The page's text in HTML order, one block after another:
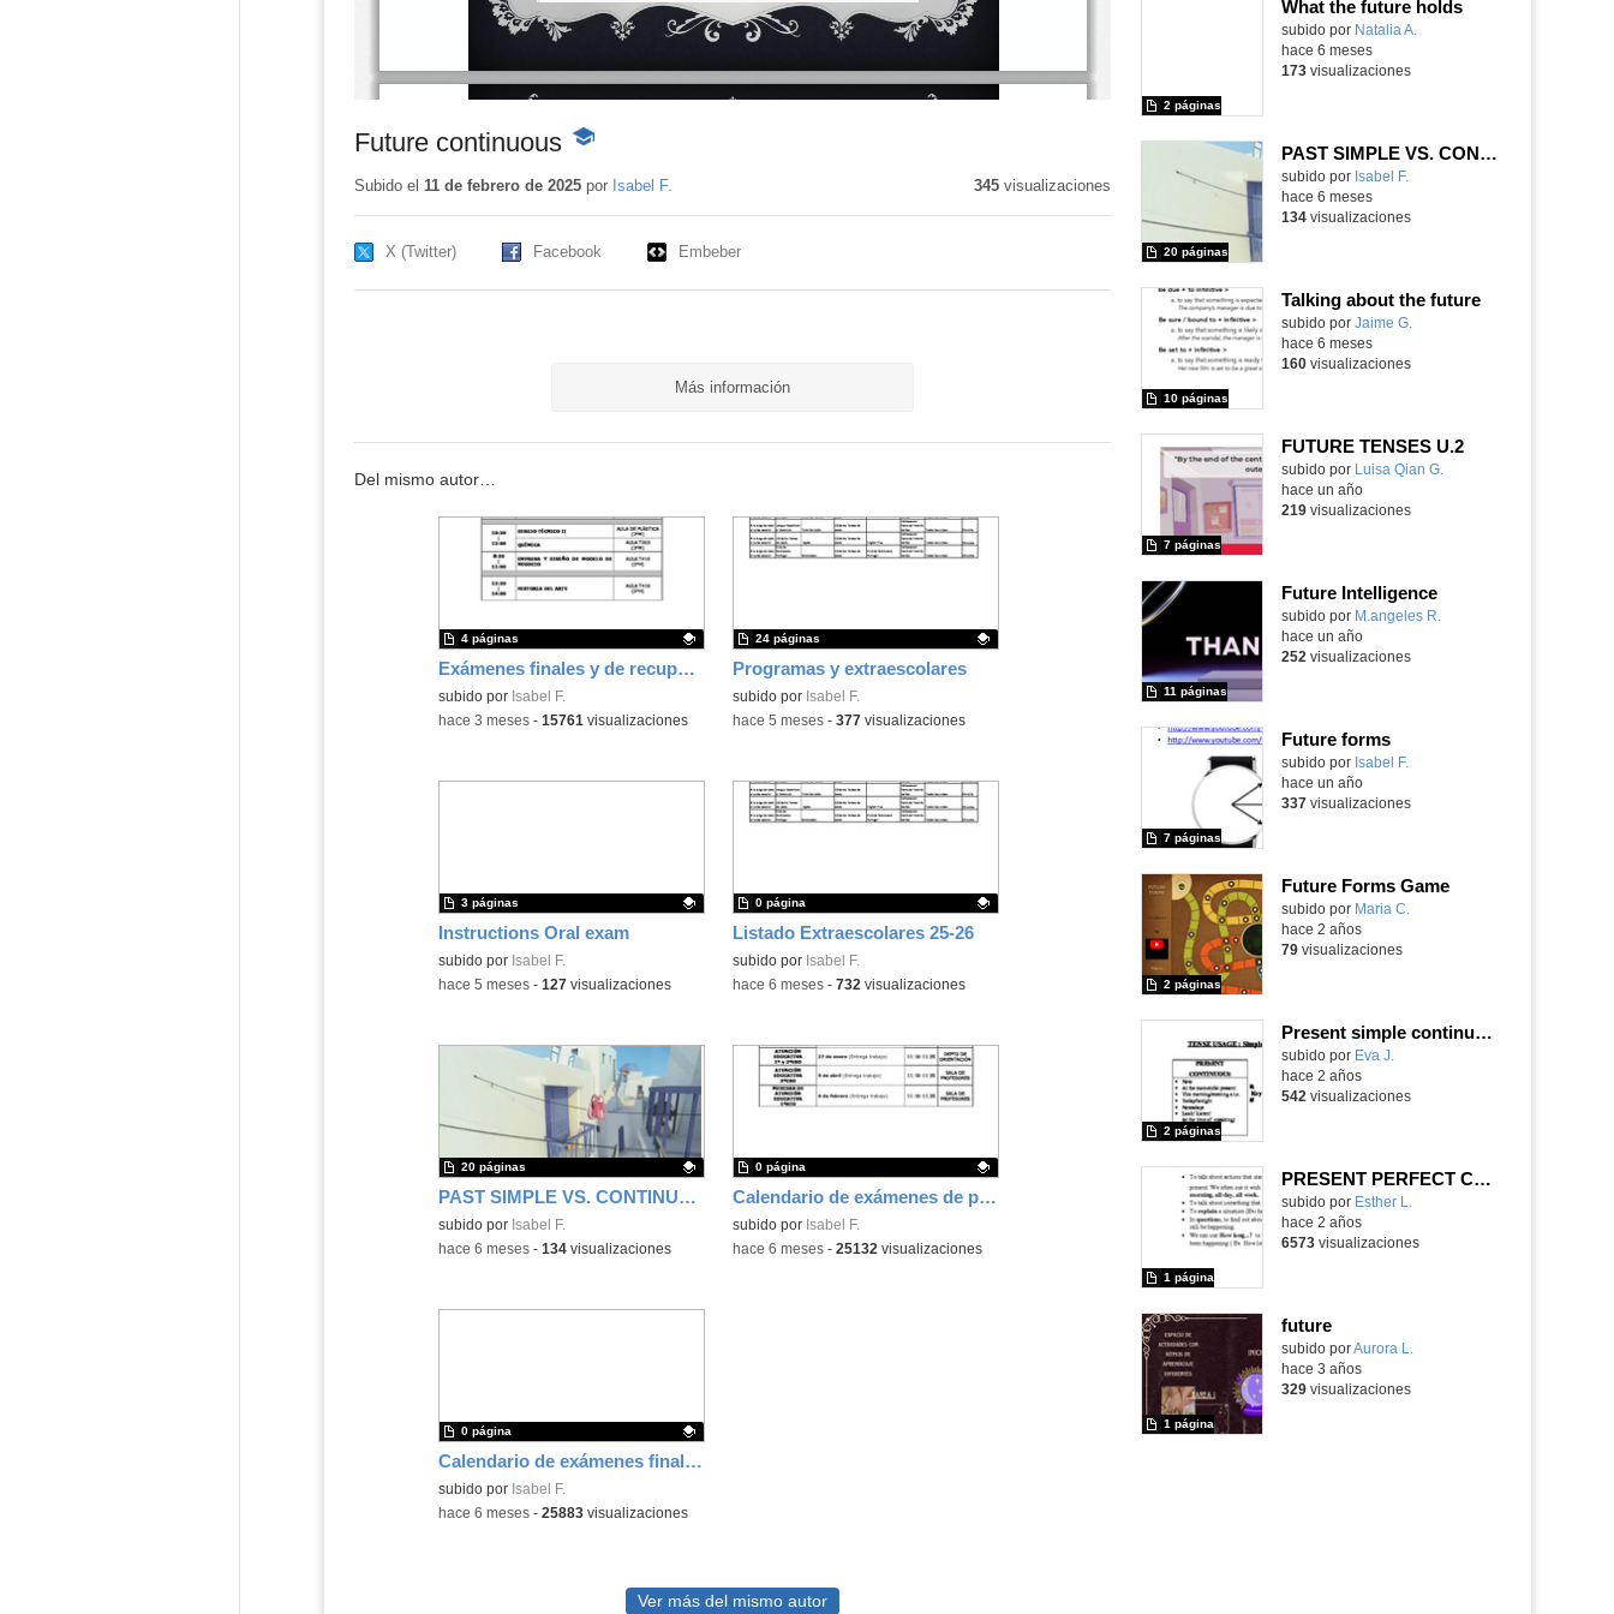
Future continuous -
educativo
Subido el 11 de febrero de 2025por Isabel F. 345visualizaciones
X (Twitter) Facebook Embeber
Más información
Del mismo autor…
Exámenes finales y de recuperación 2ºBTO 3ªEV
Contenido educativo.
subido por Isabel F.
4 páginas
-hace 3 meses- 15761 visualizaciones
Programas y extraescolares
Contenido educativo.
subido por Isabel F.
24 páginas
-hace 5 meses- 377visualizaciones
Instructions Oral exam
Contenido educativo.
subido por Isabel F.
3 páginas
-hace 5 meses- 127visualizaciones
Listado Extraescolares 25-26
Contenido educativo.
subido por Isabel F.
0 página
-hace 6 meses- 732 visualizaciones
PAST SIMPLE VS. CONTINUOUS
Contenido educativo.
subido por Isabel F.
20 páginas
-hace 6 meses- 134visualizaciones
Calendario de exámenes de pendientes ordinaria
Contenido educativo.
subido por Isabel F.
0 página
-hace 6 meses- 25132 visualizaciones
Calendario de exámenes finales 2ª evaluación
Contenido educativo.
subido por Isabel F.
0 página
-hace 6 meses- 25883visualizaciones
Ver más del mismo autor
What the future holds
Contenido educativo.
subido por Natalia A.
2 páginas
hace 6 meses
173visualizaciones
PAST SIMPLE VS. CONTINUOUS
Contenido educativo.
subido por Isabel F.
20 páginas
hace 6 meses
134visualizaciones
Talking about the future
Contenido educativo.
subido por Jaime G.
10 páginas
hace 6 meses
160visualizaciones
FUTURE TENSES U.2
Contenido educativo.
subido por Luisa Qian G.
7 páginas
hace un año
219visualizaciones
Future Intelligence
Contenido educativo.
subido por M.angeles R.
11 páginas
hace un año
252 visualizaciones
Future forms
Contenido educativo.
subido por Isabel F.
7 páginas
hace un año
337visualizaciones
Future Forms Game
Contenido educativo.
subido por Maria C.
2 páginas
hace 2 años
79visualizaciones
Present simple continuous
Contenido educativo.
subido por Eva J.
2 páginas
hace 2 años
542 visualizaciones
PRESENT PERFECT CONTINUOUS
Contenido educativo.
subido por Esther L.
1 página
hace 2 años
6573visualizaciones
future
Contenido educativo.
subido porAurora L.
1 página
hace 3 años
329visualizaciones